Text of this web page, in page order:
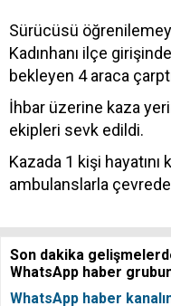
Sürücüsü
Kadınhanı ilçe
bekleyen 4 araca
İhbar üzerine kaza
ekipleri sevk edildi.
Kazada 1 kişi
ambulanslarla
Son dakika
WhatsApp haber
WhatsApp haber